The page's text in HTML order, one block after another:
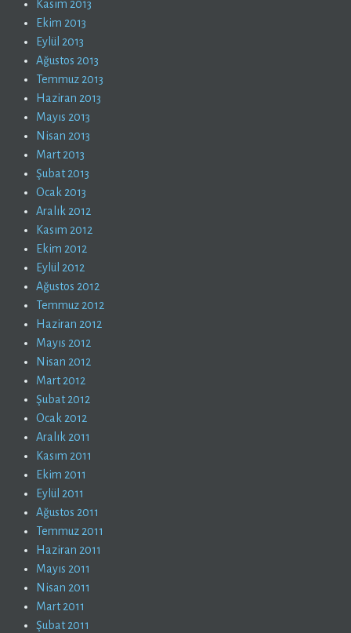
Kasım 2013
Ekim 2013
Eylül 2013
Ağustos 2013
Temmuz 2013
Haziran 2013
Mayıs 2013
Nisan 2013
Mart 2013
Şubat 2013
Ocak 2013
Aralık 2012
Kasım 2012
Ekim 2012
Eylül 2012
Ağustos 2012
Temmuz 2012
Haziran 2012
Mayıs 2012
Nisan 2012
Mart 2012
Şubat 2012
Ocak 2012
Aralık 2011
Kasım 2011
Ekim 2011
Eylül 2011
Ağustos 2011
Temmuz 2011
Haziran 2011
Mayıs 2011
Nisan 2011
Mart 2011
Şubat 2011